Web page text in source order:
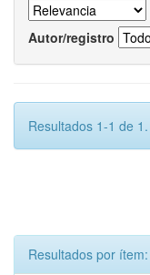
Autor/registro
Resultados 1-1 de 1.
Resultados por ítem: